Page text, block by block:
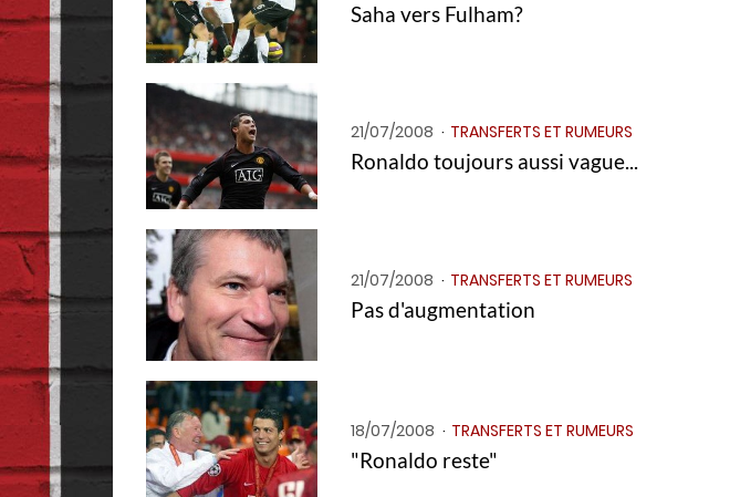
Saha vers Fulham?
21/07/2008 TRANSFERTS ET RUMEURS
Ronaldo toujours aussi vague...
21/07/2008 TRANSFERTS ET RUMEURS
Pas d'augmentation
18/07/2008 TRANSFERTS ET RUMEURS
"Ronaldo reste"